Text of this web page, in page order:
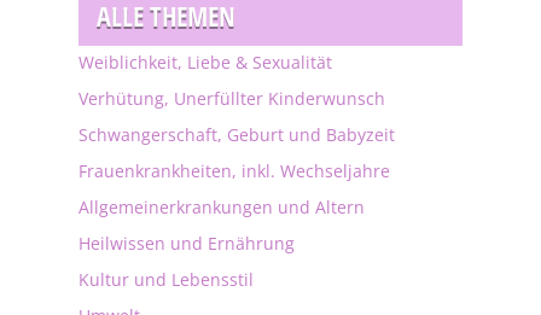
ALLE THEMEN
Weiblichkeit, Liebe & Sexualität
Verhütung, Unerfüllter Kinderwunsch
Schwangerschaft, Geburt und Babyzeit
Frauenkrankheiten, inkl. Wechseljahre
Allgemeinerkrankungen und Altern
Heilwissen und Ernährung
Kultur und Lebensstil